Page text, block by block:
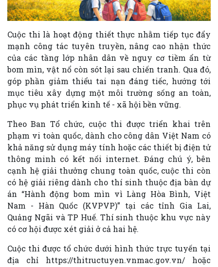
Cuộc thi là hoạt động thiết thực nhằm tiếp tục đẩy
mạnh công tác tuyên truyền, nâng cao nhận thức
của các tầng lớp nhân dân về nguy cơ tiềm ẩn từ
bom mìn, vật nổ còn sót lại sau chiến tranh. Qua đó,
góp phần giảm thiểu tai nạn đáng tiếc, hướng tới
mục tiêu xây dựng một môi trường sống an toàn,
phục vụ phát triển kinh tế - xã hội bền vững.
Theo Ban Tổ chức, cuộc thi được triển khai trên
phạm vi toàn quốc, dành cho công dân Việt Nam có
khả năng sử dụng máy tính hoặc các thiết bị điện tử
thông minh có kết nối internet. Đáng chú ý, bên
cạnh hệ giải thưởng chung toàn quốc, cuộc thi còn
có hệ giải riêng dành cho thí sinh thuộc địa bàn dự
án “Hành động bom mìn vì Làng Hòa Bình, Việt
Nam - Hàn Quốc (KVPVP)” tại các tỉnh Gia Lai,
Quảng Ngãi và TP Huế. Thí sinh thuộc khu vực này
có cơ hội được xét giải ở cả hai hệ.
Cuộc thi được tổ chức dưới hình thức trực tuyến tại
địa chỉ https://thitructuyen.vnmac.gov.vn/ hoặc